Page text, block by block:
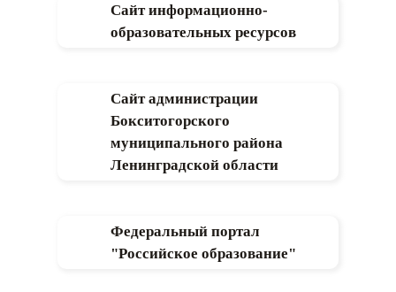
Сайт информационно-
образовательных ресурсов
Сайт администрации
Бокситогорского
муниципального района
Ленинградской области
Федеральный портал
"Российское образование"